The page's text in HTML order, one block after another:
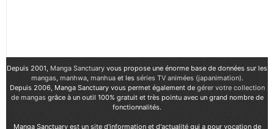
Depuis 2001, Manga Sanctuary vous propose une énorme base de données sur les
mangas, manhwa, manhuaet les séries TV animées (japanimation).
Depuis 2006, Manga Sanctuary vous permet également de gérer votre collection
de mangasgrâce à un outil 100% gratuit et très pointu avec un grand nombre de
fonctionnalités.
Manga Sanctuary est un site d'information et d'actualité qui a pour vocation de